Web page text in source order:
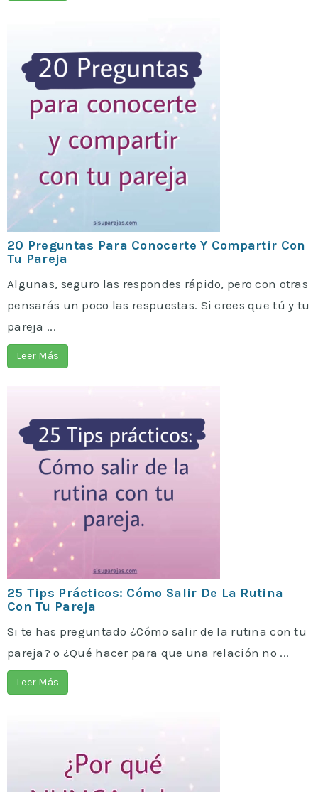
20 Preguntas Para Conocerte Y Compartir Con
Tu Pareja
Algunas, seguro las respondes rápido, pero con otras
pensarás un poco las respuestas. Si crees que tú y tu
pareja ...
Leer Más
25 Tips Prácticos: Cómo Salir De La Rutina
Con Tu Pareja
Si te has preguntado ¿Cómo salir de la rutina con tu
pareja? o ¿Qué hacer para que una relación no ...
Leer Más